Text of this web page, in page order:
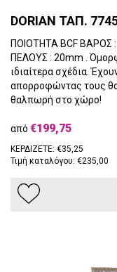
DORIAN ΤΑΠ.
ΠΟΙΟΤΗΤΑ BCF ΒΑΡΟΣ
ΠΕΛΟΥΣ : 20mm .
ιδιαίτερα σχέδια.
απορροφώντας τους
θαλπωρή στο χώρο!
από €199,75
ΚΕΡΔΙΖΕΤΕ: €35,25
Τιμή καταλόγου: €235,00